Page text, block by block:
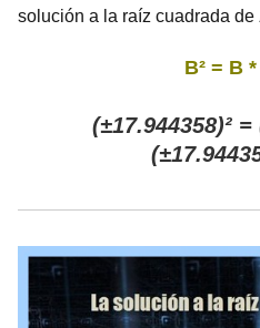
solución a la raíz cuadrada de
B² = B
(±17.944358)²